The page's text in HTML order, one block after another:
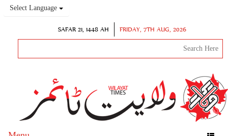
Select Language
SAFAR 21, 1448 AH FRIDAY, 7TH AUG, 2026